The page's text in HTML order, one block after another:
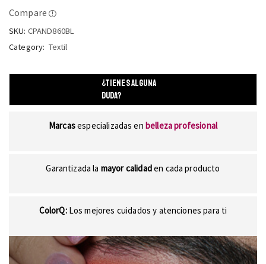
Compare
SKU: CPAND860BL
Category: Textil
¿TIENES ALGUNA
DUDA?
Marcasespecializadas en belleza profesional
Garantizada la mayor calidaden cada producto
ColorQ:Los mejores cuidados y atenciones para ti